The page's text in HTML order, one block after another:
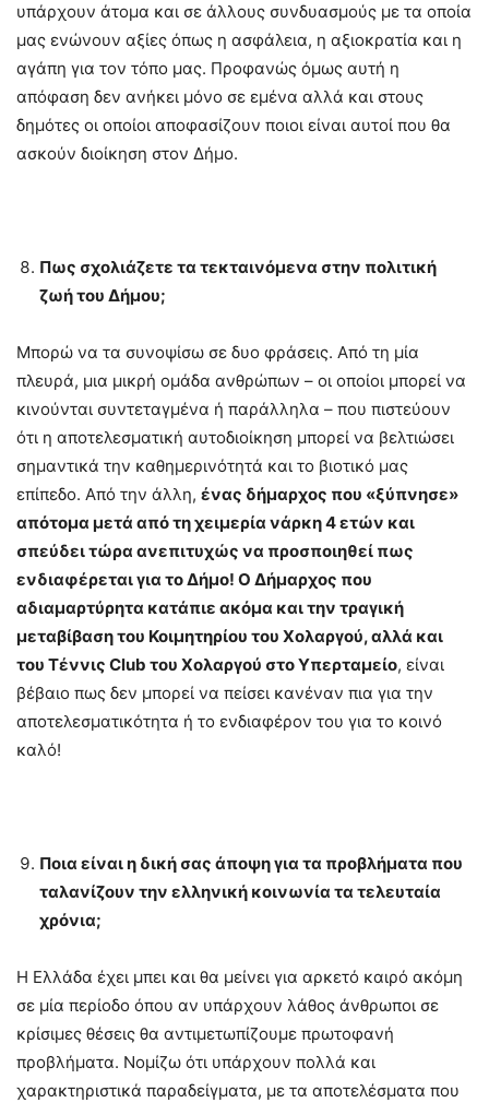
υπάρχουν άτομα και σε άλλους συνδυασμούς με τα οποία
μας ενώνουν αξίες όπως η ασφάλεια, η αξιοκρατία και η
αγάπη για τον τόπο μας. Προφανώς όμως αυτή η
απόφαση δεν ανήκει μόνο σε εμένα αλλά και στους
δημότες οι οποίοι αποφασίζουν ποιοι είναι αυτοί που θα
ασκούν διοίκηση στον Δήμο.
Πως σχολιάζετε τα τεκταινόμενα στην πολιτική
ζωή του Δήμου;
Μπορώ να τα συνοψίσω σε δυο φράσεις. Από τη μία
πλευρά, μια μικρή ομάδα ανθρώπων – οι οποίοι μπορεί να
κινούνται συντεταγμένα ή παράλληλα – που πιστεύουν
ότι η αποτελεσματική αυτοδιοίκηση μπορεί να βελτιώσει
σημαντικά την καθημερινότητά και το βιοτικό μας
επίπεδο. Από την άλλη, ένας δήμαρχος που «ξύπνησε»
απότομα μετά από τη χειμερία νάρκη 4 ετών και
σπεύδει τώρα ανεπιτυχώς να προσποιηθεί πως
ενδιαφέρεται για το Δήμο! Ο Δήμαρχος που
αδιαμαρτύρητα κατάπιε ακόμα και την τραγική
μεταβίβαση του Κοιμητηρίου του Χολαργού, αλλά και
του Τέννις Club του Χολαργού στο Υπερταμείο, είναι
βέβαιο πως δεν μπορεί να πείσει κανέναν πια για την
αποτελεσματικότητα ή το ενδιαφέρον του για το κοινό
καλό!
Ποια είναι η δική σας άποψη για τα προβλήματα που
ταλανίζουν την ελληνική κοινωνία τα τελευταία
χρόνια;
Η Ελλάδα έχει μπει και θα μείνει για αρκετό καιρό ακόμη
σε μία περίοδο όπου αν υπάρχουν λάθος άνθρωποι σε
κρίσιμες θέσεις θα αντιμετωπίζουμε πρωτοφανή
προβλήματα. Νομίζω ότι υπάρχουν πολλά και
χαρακτηριστικά παραδείγματα, με τα αποτελέσματα που